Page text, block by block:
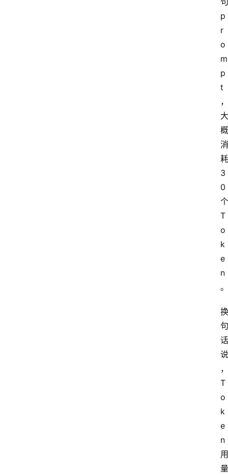
p
r
o
m
p
t
，
大
概
消
耗
3
0
个
T
o
k
e
n
。
换
句
话
说
，
T
o
k
e
n
用
量